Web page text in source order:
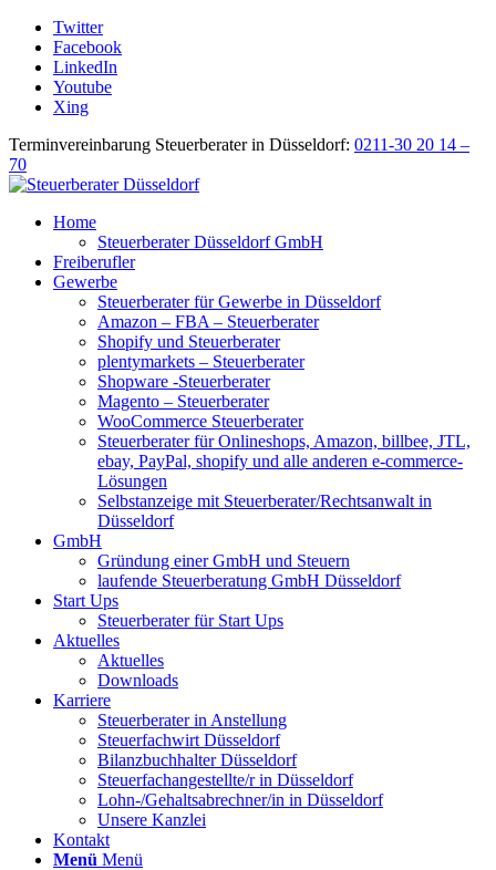
Twitter
Facebook
LinkedIn
Youtube
Xing
Terminvereinbarung Steuerberater in Düsseldorf: 0211-30 20 14 –
70
Home
Steuerberater Düsseldorf GmbH
Freiberufler
Gewerbe
Steuerberater für Gewerbe in Düsseldorf
Amazon – FBA – Steuerberater
Shopify und Steuerberater
plentymarkets – Steuerberater
Shopware -Steuerberater
Magento – Steuerberater
WooCommerce Steuerberater
Steuerberater für Onlineshops, Amazon, billbee, JTL,
ebay, PayPal, shopify und alle anderen e-commerce-
Lösungen
Selbstanzeige mit Steuerberater/Rechtsanwalt in
Düsseldorf
GmbH
Gründung einer GmbH und Steuern
laufende Steuerberatung GmbH Düsseldorf
Start Ups
Steuerberater für Start Ups
Aktuelles
Aktuelles
Downloads
Karriere
Steuerberater in Anstellung
Steuerfachwirt Düsseldorf
Bilanzbuchhalter Düsseldorf
Steuerfachangestellte/r in Düsseldorf
Lohn-/Gehaltsabrechner/in in Düsseldorf
Unsere Kanzlei
Kontakt
Menü Menü